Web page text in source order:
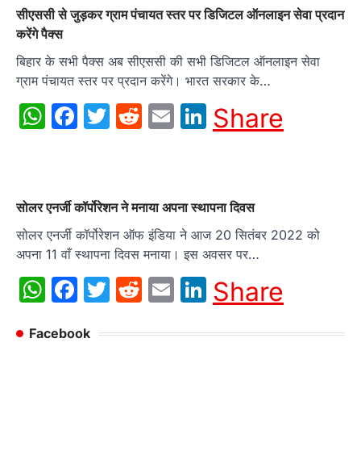
सीएससी से जुड़कर ग्राम पंचायत स्तर पर डिजिटल ऑनलाइन सेवा प्रदान
करेंगे पैक्स
बिहार के सभी पैक्स अब सीएससी की सभी डिजिटल ऑनलाइन सेवा
ग्राम पंचायत स्तर पर प्रदान करेंगे। भारत सरकार के…
WhatsApp
Facebook
Twitter
Reddit
EmailLinkedIn
Share
सोलर एनर्जी कॉर्पोरेशन ने मनाया अपना स्थापना दिवस
सोलर एनर्जी कॉर्पोरेशन ऑफ इंडिया ने आज 20 सितंबर 2022 को
अपना 11 वाँ स्थापना दिवस मनाया। इस अवसर पर…
WhatsApp
Facebook
Twitter
Reddit
EmailLinkedIn
Share
Facebook